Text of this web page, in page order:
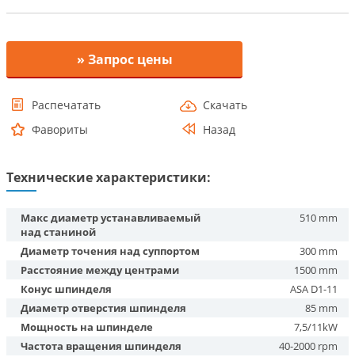
» Запрос цены
Распечатать
Скачать
Фавориты
Назад
Технические характеристики:
Макс диаметр устанавливаемый
над станиной
510 mm
Диаметр точения над суппортом
300 mm
Расстояние между центрами
1500 mm
Конус шпинделя
ASA D1-11
Диаметр отверстия шпинделя
85 mm
Мощность на шпинделе
7,5/11kW
Частота вращения шпинделя
40-2000 rpm